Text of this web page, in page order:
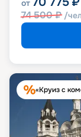
от
74 500₽ /чел
«Круиз с